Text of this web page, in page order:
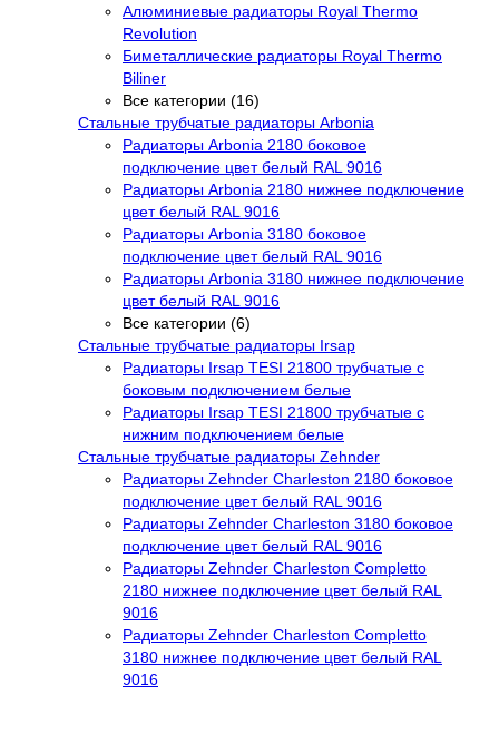
Алюминиевые радиаторы Royal Thermo
Revolution
Биметаллические радиаторы Royal Thermo
Biliner
Все категории (16)
Стальные трубчатые радиаторы Arbonia
Радиаторы Arbonia 2180 боковое
подключение цвет белый RAL 9016
Радиаторы Arbonia 2180 нижнее подключение
цвет белый RAL 9016
Радиаторы Arbonia 3180 боковое
подключение цвет белый RAL 9016
Радиаторы Arbonia 3180 нижнее подключение
цвет белый RAL 9016
Все категории (6)
Стальные трубчатые радиаторы Irsap
Радиаторы Irsap TESI 21800 трубчатые с
боковым подключением белые
Радиаторы Irsap TESI 21800 трубчатые с
нижним подключением белые
Стальные трубчатые радиаторы Zehnder
Радиаторы Zehnder Charleston 2180 боковое
подключение цвет белый RAL 9016
Радиаторы Zehnder Charleston 3180 боковое
подключение цвет белый RAL 9016
Радиаторы Zehnder Charleston Completto
2180 нижнее подключение цвет белый RAL
9016
Радиаторы Zehnder Charleston Completto
3180 нижнее подключение цвет белый RAL
9016